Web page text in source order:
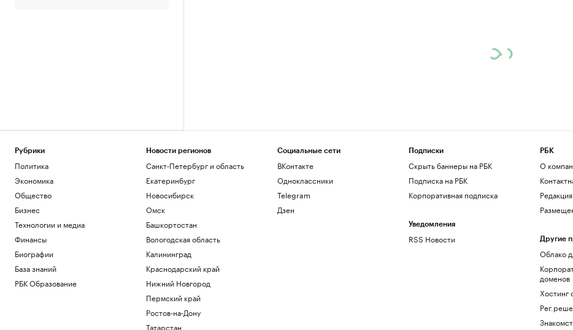
Рубрики
Политика
Экономика
Общество
Бизнес
Технологии и медиа
Финансы
Биографии
База знаний
РБК Образование
Новости регионов
Санкт-Петербург и область
Екатеринбург
Новосибирск
Омск
Башкортостан
Вологодская область
Калининград
Краснодарский край
Нижний Новгород
Пермский край
Ростов-на-Дону
Татарстан
Социальные сети
ВКонтакте
Одноклассники
Telegram
Дзен
Подписки
Скрыть баннеры на РБК
Подписка на РБК
Корпоративная подписка
Уведомления
RSS Новости
РБК
О
Редакция
Другие
Облако
доменов
Хостинг